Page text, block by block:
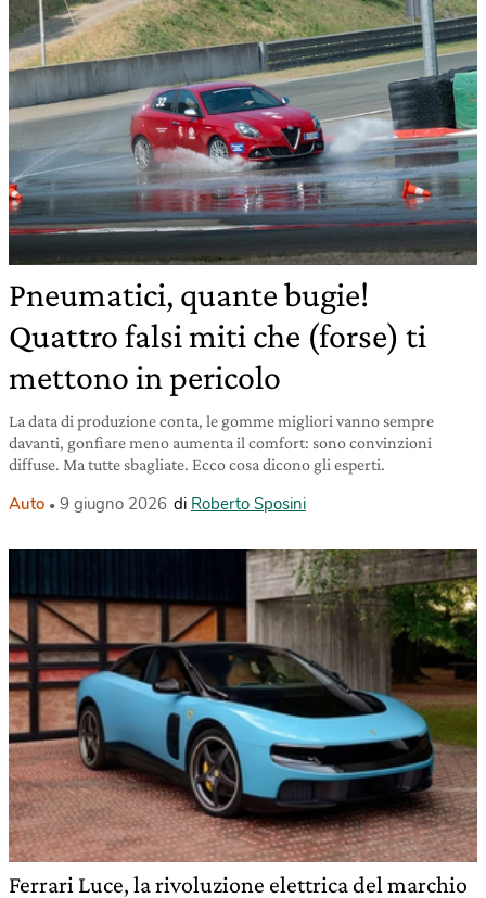
Pneumatici, quante bugie!
Quattro falsi miti che (forse) ti
mettono in pericolo
La data di produzione conta, le gomme migliori vanno sempre
davanti, gonfiare meno aumenta il comfort: sono convinzioni
diffuse. Ma tutte sbagliate. Ecco cosa dicono gli esperti.
Auto 9 giugno 2026 di Roberto Sposini
Ferrari Luce, la rivoluzione elettrica del marchio